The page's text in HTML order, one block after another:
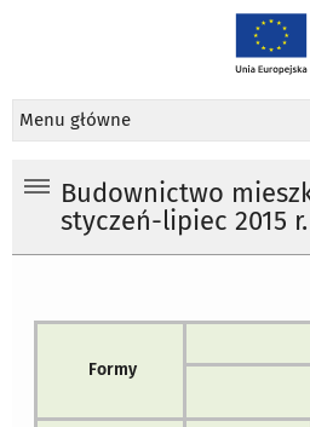
Menu główne
Budownictwo
styczeń-lipiec 2015 r.
Formy